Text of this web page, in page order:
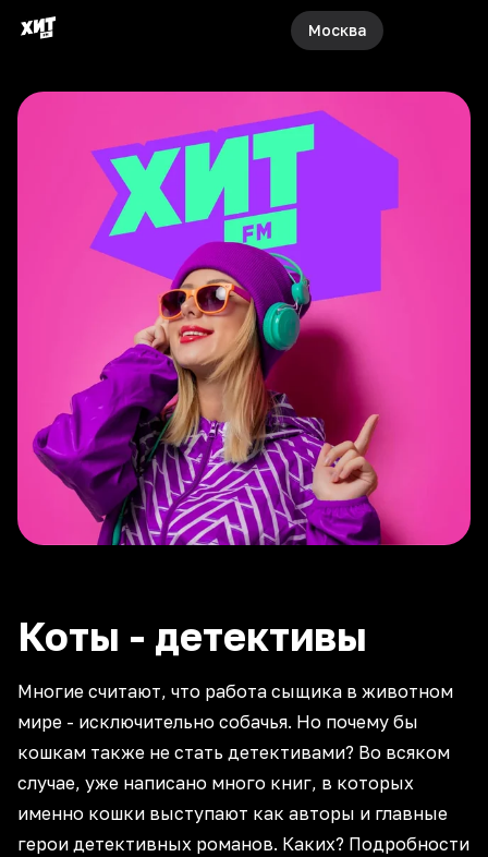
Москва
Коты - детективы
Многие считают, что работа сыщика в животном
мире - исключительно собачья. Но почему бы
кошкам также не стать детективами? Во всяком
случае, уже написано много книг, в которых
именно кошки выступают как авторы и главные
герои детективных романов. Каких? Подробности